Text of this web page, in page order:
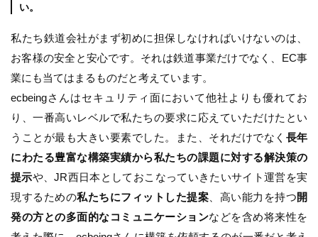
い。
私たち鉄道会社がまず初めに担保しなければいけないのは、
お客様の安全と安心です。それは鉄道事業だけでなく、EC事
業にも当てはまるものだと考えています。
ecbeingさんはセキュリティ面において他社よりも優れてお
り、一番高いレベルで私たちの要求に応えていただけたとい
うことが最も大きい要素でした。また、それだけでなく 長年
にわたる豊富な構築実績から私たちの課題に対する解決策の
提示や、JR西日本としておこなっていきたいサイト運営を実
現するための私たちにフィットした提案 、高い能力を持つ開
発の方との多面的なコミュニケーションなどを含め将来性を